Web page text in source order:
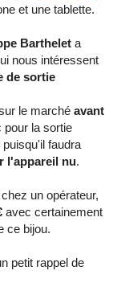
et une tablette.
Barthelet a
nous intéressent
de sortie
le marché avant
pour la sortie
faudra
l'appareil nu.
un opérateur,
avec certainement
ce bijou.
petit rappel de